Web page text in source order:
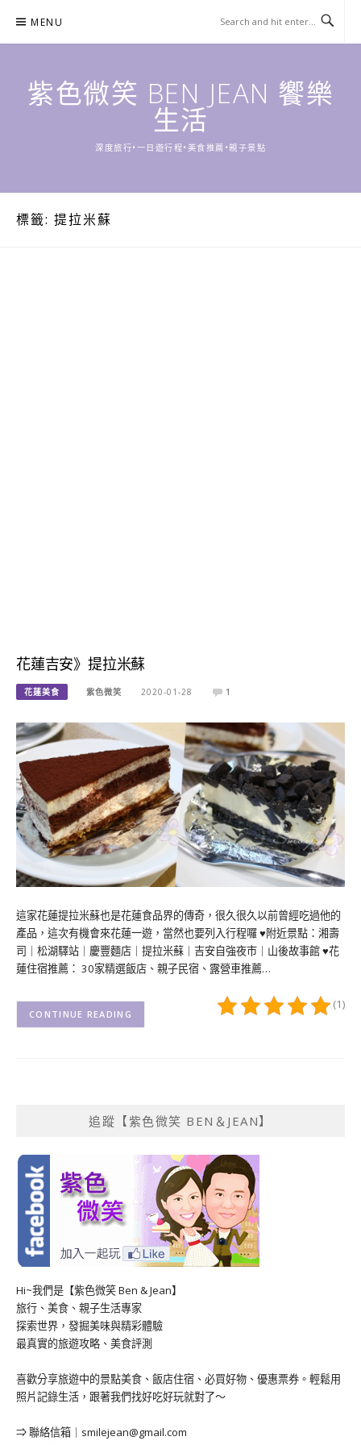
content
MENU
紫色微笑 BEN JEAN 饗樂
生活
深度旅行•一日遊行程•美食推薦•親子景點
標籤: 提拉米蘇
花蓮吉安》提拉米蘇
花蓮美食 紫色微笑 2020-01-28 1
這家花蓮提拉米蘇也是花蓮食品界的傳奇，很久很久以前曾經吃過他的
產品，這次有機會來花蓮一遊，當然也要列入行程囉 ♥附近景點：湘壽
司｜松湖驛站｜慶豐麵店｜提拉米蘇｜吉安自強夜市｜山後故事館 ♥花
蓮住宿推薦： 30家精選飯店、親子民宿、露營車推薦…
(1)
CONTINUE READING
追蹤【紫色微笑 BEN＆JEAN】
Hi~我們是【紫色微笑 Ben & Jean】
旅行、美食、親子生活專家
探索世界，發掘美味與精彩體驗
最真實的旅遊攻略、美食評測
喜歡分享旅遊中的景點美食、飯店住宿、必買好物、優惠票券。輕鬆用
照片記錄生活，跟著我們找好吃好玩就對了～
⇒ 聯絡信箱｜ smilejean@gmail.com